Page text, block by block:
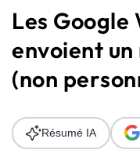
Solutions
Ressources
Audit SEO
Les
envoient un
(non
Résumé IA